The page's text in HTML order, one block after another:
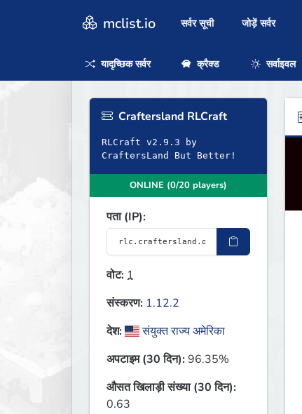
mclist.io सर्वर सूची जोड़ें सर्वर
यादृच्छिक सर्वर क्रैक्ड सर्वाइवल
Craftersland RLCraft
RLCraft v2.9.3 by
CraftersLand But Better!
ONLINE (0/20 players)
पता (IP):
वोट:1
संस्करण: 1.12.2
देश:
संयुक्त राज्य अमेरिका
अपटाइम (30 दिन):96.35%
औसत खिलाड़ी संख्या (30 दिन):
0.63